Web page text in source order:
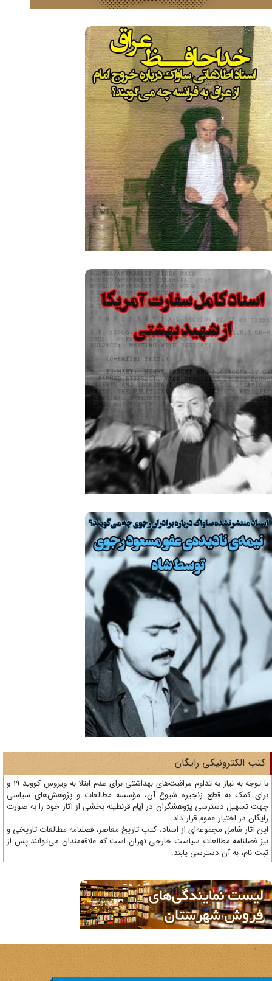
الکترونیکی رایگان
با توجه به نیاز به تداوم مراقبت‌های بهداشتی برای عدم ابتلا به ویروس کووید 19 و
کمک به قطع زنجیره شیوع آن، مؤسسه مطالعات و پژوهش‌های سیاسی
تسهیل دسترسی پژوهشگران در ایام قرنطینه بخشی از آثار خود را به صورت
در اختیار عموم قرار داد.
آثار شامل مجموعه‌ای از اسناد، کتب تاریخ معاصر، فصلنامه‌ مطالعات تاریخی و
فصلنامه مطالعات سیاست خارجی تهران است که علاقه‌مندان می‌توانند پس از
نام، به آن دسترسی یابند.